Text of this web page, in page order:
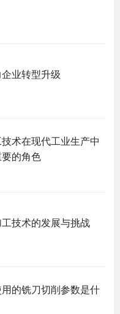
业转型升级
术在现代工业生产中
的角色
技术的发展与挑战
的铣刀切削参数是什